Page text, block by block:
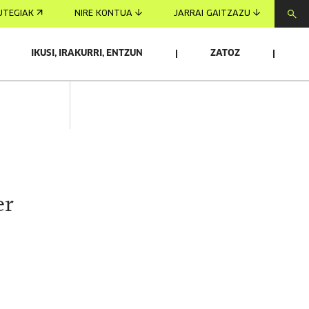
NIRE KONTUA JARRAI GAITZAZU
IKUSI, IRAKURRI, ENTZUN ZATOZ